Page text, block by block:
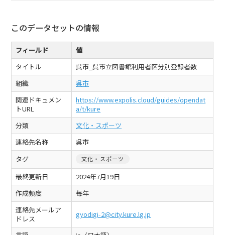
このデータセットの情報
フィールド
値
タイトル
呉市_呉市立図書館利用者区分別登録者数
組織
呉市
関連ドキュメン
トURL
https://www.expolis.cloud/guides/opendat
a/t/kure
分類
文化・スポーツ
連絡先名称
呉市
タグ
文化・スポーツ
最終更新日
2024年7月19日
作成頻度
毎年
連絡先メールア
ドレス
gyodigi-2@city.kure.lg.jp